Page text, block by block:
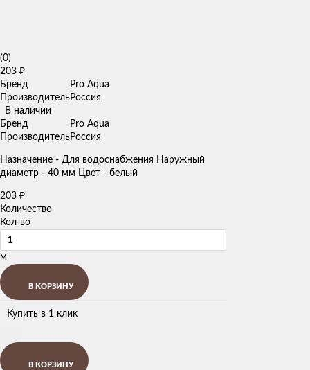
(0)
203 ₽
Бренд
Pro Aqua
ПроизводительРоссия
В наличии
Бренд
Pro Aqua
ПроизводительРоссия
Назначение - Для водоснабжения Наружный
диаметр - 40 мм Цвет - белый
203 ₽
Количество
Кол-во
м
В КОРЗИНУ
Купить в 1 клик
В КОРЗИНУ